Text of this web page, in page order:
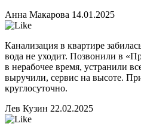
Анна Макарова 14.01.2025
Канализация в квартире
вода не уходит. Позвонили в
в нерабочее время, устранили
выручили, сервис на высоте.
круглосуточно.
Лев Кузин 22.02.2025